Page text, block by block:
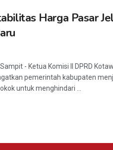
Harga Pasar
- Ketua Komisi II DPRD
pemerintah kabupaten
untuk menghindari ...